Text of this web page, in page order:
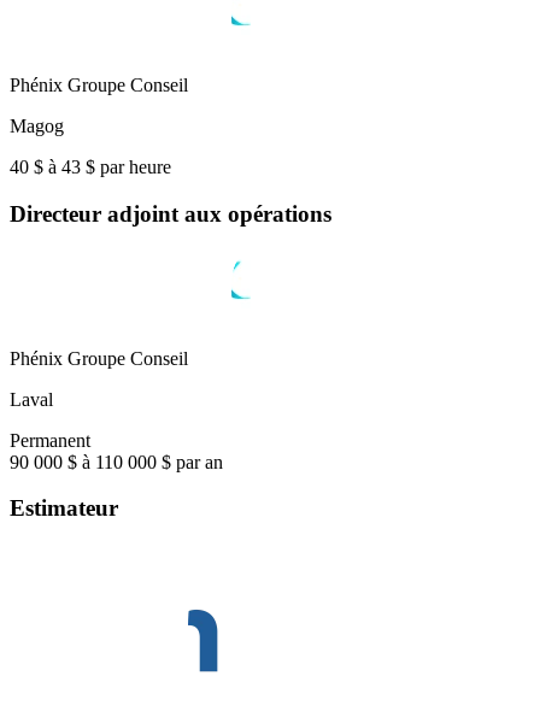
Phénix Groupe Conseil
Magog
40 $ à 43 $ par heure
Directeur adjoint aux opérations
Phénix Groupe Conseil
Laval
Permanent
90 000 $ à 110 000 $ par an
Estimateur